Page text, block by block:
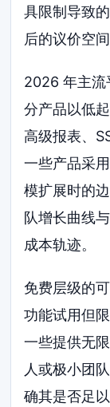
具限制导致
后的议价空间
2026 年主流
分产品以低
高级报表、
一些产品采
模扩展时的
队增长曲线
成本轨迹。
免费层级的
功能试用但
一些提供无
人或极小团
确其是否足